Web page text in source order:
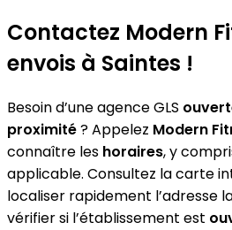
Contactez Modern
envois à Saintes !
Besoin d’une agence GLS
proximité? Appelez Modern
connaître les horaires, y
applicable. Consultez la carte
localiser rapidement l’adresse
vérifier si l’établissement est